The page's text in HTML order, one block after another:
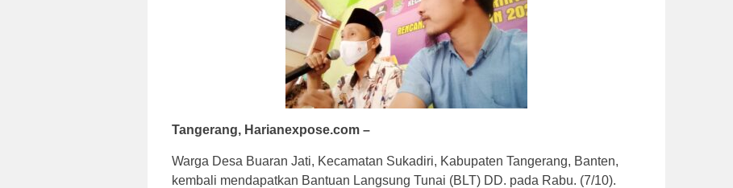
Tangerang, Harianexpose.com –
Warga Desa Buaran Jati, Kecamatan Sukadiri, Kabupaten Tangerang, Banten,
kembali mendapatkan Bantuan Langsung Tunai (BLT) DD. pada Rabu. (7/10).